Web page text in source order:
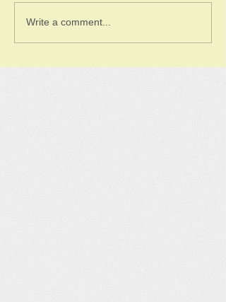
Write a comment...